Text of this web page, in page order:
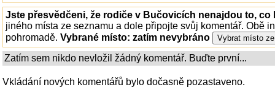
Jste přesvědčeni, že rodiče v Bučovicích nenajdou to, co
jiného místa ze seznamu a dole připojte svůj komentář. Obě
pohromadě. Vybrané místo: zatím nevybráno
Zatím sem nikdo nevložil žádný komentář. Buďte první...
Vkládání nových komentářů bylo dočasně pozastaveno.